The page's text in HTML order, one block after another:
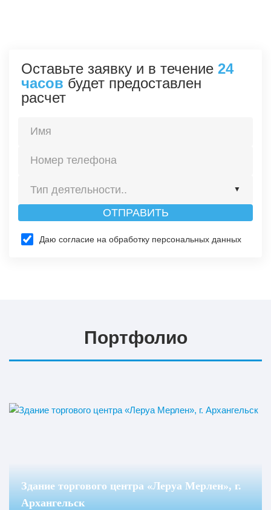
Оставьте заявку и в течение 24
часов будет предоставлен
расчет
Тип деятельности.. ▼
Строительство
ОТПРАВИТЬ
Даю согласие на обработку персональных данных
Портфолио
Здание торгового центра «Леруа Мерлен», г.
Архангельск